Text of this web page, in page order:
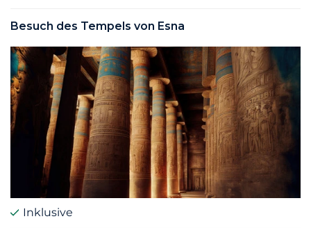
Besuch des Tempels von Esna
Inklusive